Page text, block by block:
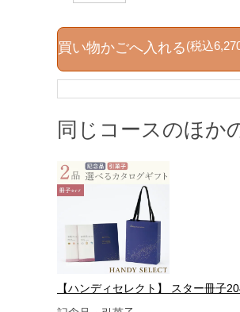
買い物かごへ入れる(税込
同じコースのほか
【ハンディセレクト】 スター冊子